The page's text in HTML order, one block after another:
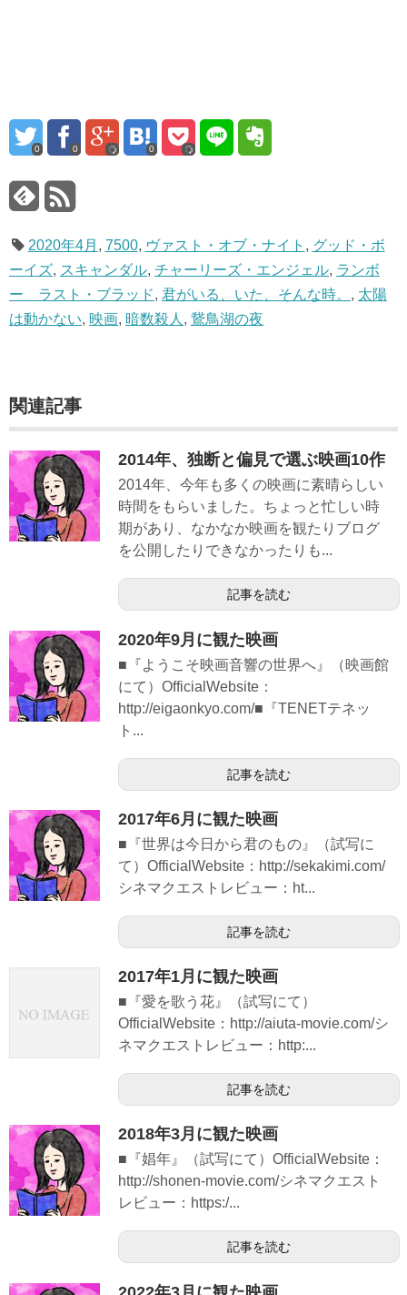
0 0 0
2020年4月 , 7500, ヴァスト・オブ・ナイト , グッド・ボ
ーイズ, スキャンダル, チャーリーズ・エンジェル, ランボ
ー ラスト・ブラッド, 君がいる、いた、そんな時。 , 太陽
は動かない, 映画, 暗数殺人 , 鵞鳥湖の夜
関連記事
2014年、独断と偏見で選ぶ映画10作
2014年、今年も多くの映画に素晴らしい
時間をもらいました。ちょっと忙しい時
期があり、なかなか映画を観たりブログ
を公開したりできなかったりも...
記事を読む
2020年9月に観た映画
■『ようこそ映画音響の世界へ』（映画館
にて）OfficialWebsite：
http://eigaonkyo.com/■『TENETテネッ
ト...
記事を読む
2017年6月に観た映画
■『世界は今日から君のもの』（試写に
て）OfficialWebsite：http://sekakimi.com/
シネマクエストレビュー：ht...
記事を読む
2017年1月に観た映画
■『愛を歌う花』（試写にて）
OfficialWebsite：http://aiuta-movie.com/シ
ネマクエストレビュー：http:...
記事を読む
2018年3月に観た映画
■『娼年』（試写にて）OfficialWebsite：
http://shonen-movie.com/シネマクエスト
レビュー：https:/...
記事を読む